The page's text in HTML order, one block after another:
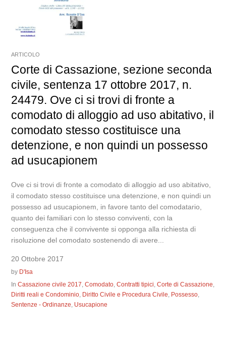
ARTICOLO
Corte di Cassazione, sezione seconda
civile, sentenza 17 ottobre 2017, n.
24479. Ove ci si trovi di fronte a
comodato di alloggio ad uso abitativo, il
comodato stesso costituisce una
detenzione, e non quindi un possesso
ad usucapionem
Ove ci si trovi di fronte a comodato di alloggio ad uso abitativo,
il comodato stesso costituisce una detenzione, e non quindi un
possesso ad usucapionem, in favore tanto del comodatario,
quanto dei familiari con lo stesso conviventi, con la
conseguenza che il convivente si opponga alla richiesta di
risoluzione del comodato sostenendo di avere...
20 Ottobre 2017
by D'Isa
InCassazione civile 2017 ,Comodato ,Contratti tipici ,Corte di Cassazione
Diritti reali e Condominio Diritto Civile e Procedura Civile Possesso
Sentenze - Ordinanze Usucapione